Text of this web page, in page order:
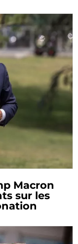
Macron
sur les